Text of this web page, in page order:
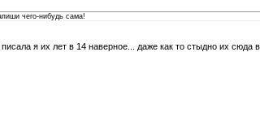
чего-нибудь сама!
я их лет в 14 наверное... даже как то стыдно их сюда